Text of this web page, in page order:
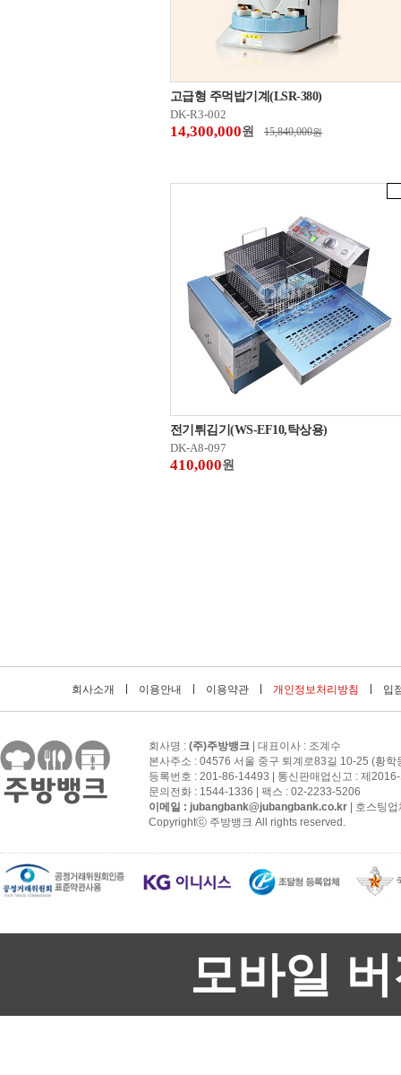
고급형 주먹밥기계(LSR-380)
DK-R3-002
14,300,000원 15,840,000원
전기튀김기(WS-EF10,탁상용)
DK-A8-097
410,000원
회사소개 이용안내 이용약관 개인정보처리방침 입
회사명 : (주)주방뱅크 | 대표이사 : 조계수
본사주소 : 04576 서울 중구 퇴계로83길 10-25 (황학
등록번호 : 201-86-14493 | 통신판매업신고 : 제
문의전화 : 1544-1336 | 팩스 : 02-2233-5206
이메일 : jubangbank@jubangbank.co.kr | 호스팅
Copyrightⓒ 주방뱅크 All rights reserved.
모바일